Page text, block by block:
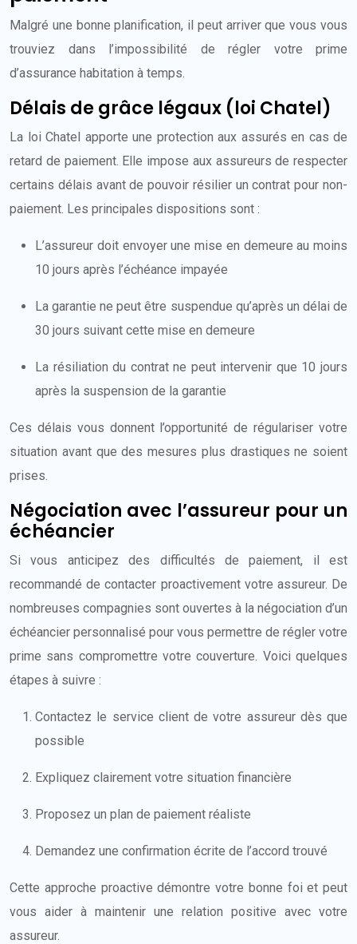
Malgré une bonne planification, il peut arriver que vous vous
trouviez dans l’impossibilité de régler votre prime
d’assurance habitation à temps.
Délais de grâce légaux (loi Chatel)
La loi Chatel apporte une protection aux assurés en cas de
retard de paiement. Elle impose aux assureurs de respecter
certains délais avant de pouvoir résilier un contrat pour non-
paiement. Les principales dispositions sont :
L’assureur doit envoyer une mise en demeure au moins
10 jours après l’échéance impayée
La garantie ne peut être suspendue qu’après un délai de
30 jours suivant cette mise en demeure
La résiliation du contrat ne peut intervenir que 10 jours
après la suspension de la garantie
Ces délais vous donnent l’opportunité de régulariser votre
situation avant que des mesures plus drastiques ne soient
prises.
Négociation avec l’assureur pour un
échéancier
Si vous anticipez des difficultés de paiement, il est
recommandé de contacter proactivement votre assureur. De
nombreuses compagnies sont ouvertes à la négociation d’un
échéancier personnalisé pour vous permettre de régler votre
prime sans compromettre votre couverture. Voici quelques
étapes à suivre :
Contactez le service client de votre assureur dès que
possible
Expliquez clairement votre situation financière
Proposez un plan de paiement réaliste
Demandez une confirmation écrite de l’accord trouvé
Cette approche proactive démontre votre bonne foi et peut
vous aider à maintenir une relation positive avec votre
assureur.